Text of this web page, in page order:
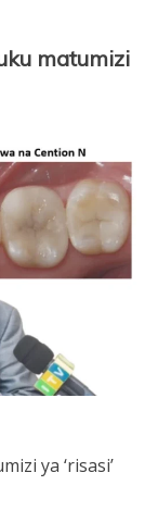
matumizi
ya ‘risasi’